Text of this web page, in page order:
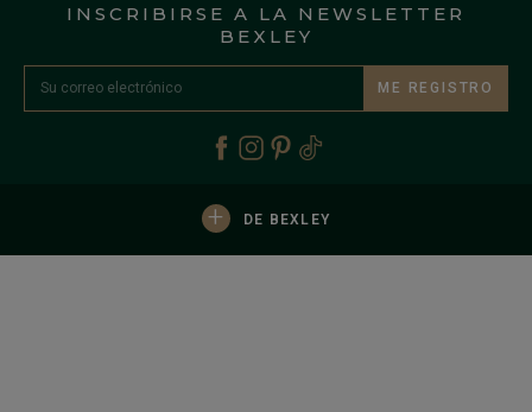
INSCRIBIRSE A LA NEWSLETTER
BEXLEY
ME REGISTRO
+ DE BEXLEY